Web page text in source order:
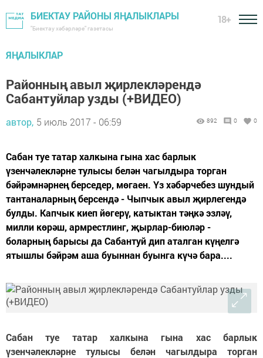
БИЕКТАУ РАЙОНЫ ЯҢАЛЫКЛАРЫ
"Биектау хәбәрләре" газетасы
18+
ЯҢАЛЫКЛАР
Районның авыл җирлекләрендә
Сабантуйлар узды (+ВИДЕО)
автор, 5 июль 2017 - 06:59 892 0 0
Сабан туе татар халкына гына хас барлык
үзенчәлекләрне тулысы белән чагылдыра торган
бәйрәмнәрнең берседер, мөгаен. Үз хәбәрчебез шундый
тантаналарның берсендә - Чыпчык авыл җирлегендә
булды. Капчык киеп йөгерү, катыктан тәңкә эзләү,
милли көрәш, армрестлинг, җырлар-биюләр -
боларның барысы да Сабантуй дип аталган күңелгә
ятышлы бәйрәм аша буыннан буынга күчә бара....
Сабан туе татар халкына гына хас барлык
үзенчәлекләрне тулысы белән чагылдыра торган